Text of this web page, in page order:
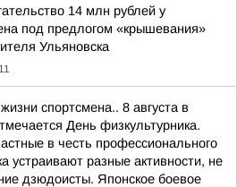
14 млн рублей у
под предлогом «крышевания»
Ульяновска
спортсмена.. 8 августа в
День физкультурника.
в честь профессионального
устраивают разные активности, не
дзюдоисты. Японское боевое